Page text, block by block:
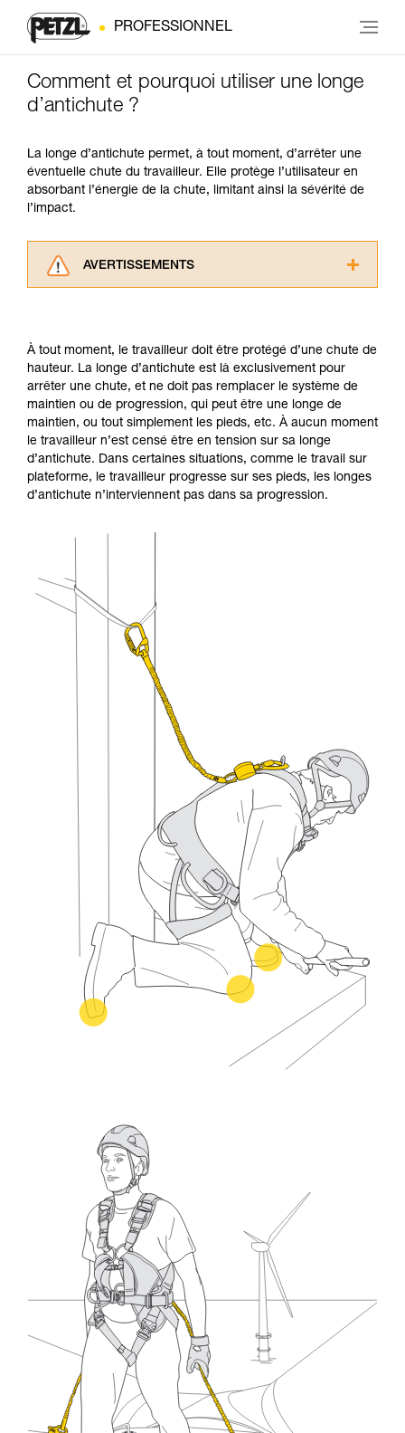
PROFESSIONNEL
Comment et pourquoi utiliser une longe
d’antichute ?
La longe d’antichute permet, à tout moment, d’arrêter une
éventuelle chute du travailleur. Elle protège l’utilisateur en
absorbant l’énergie de la chute, limitant ainsi la sévérité de
l’impact.
AVERTISSEMENTS
informations de la notice technique pour
pouvoir comprendre ce complément
d’informations.
Maîtriser ces techniques nécessite une
formation et un entraînement spécifique. Validez
avec un professionnel votre capacité à refaire
la manipulation, seul, en toute sécurité, avant
de la reproduire en autonomie.
Nous donnons des exemples de techniques
que nous ne décrivons pas ici.
À tout moment, le travailleur doit être protégé d’une chute de
hauteur. La longe d’antichute est là exclusivement pour
arrêter une chute, et ne doit pas remplacer le système de
maintien ou de progression, qui peut être une longe de
maintien, ou tout simplement les pieds, etc. À aucun moment
le travailleur n’est censé être en tension sur sa longe
d’antichute. Dans certaines situations, comme le travail sur
plateforme, le travailleur progresse sur ses pieds, les longes
d’antichute n’interviennent pas dans sa progression.